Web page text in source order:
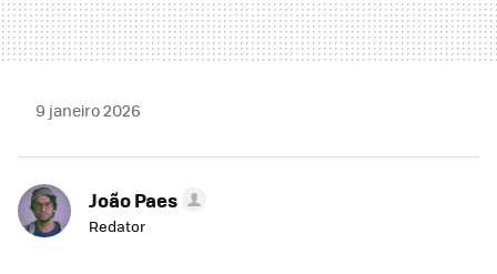
9 janeiro 2026
João Paes
Redator